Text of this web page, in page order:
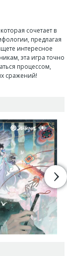
сочетает в
предлагая
интересное
эта игра точно
процессом,
сражений!